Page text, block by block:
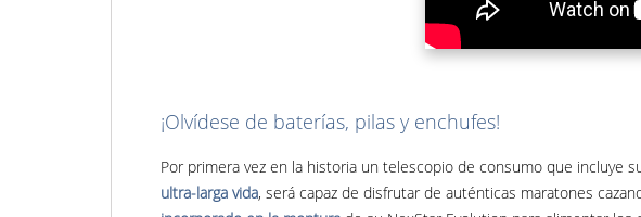
¡Olvídese de baterías, pilas y enchufes!
Por primera vez en la historia un telescopio de consumo que incluye
ultra-larga vida, será capaz de disfrutar de auténticas maratones